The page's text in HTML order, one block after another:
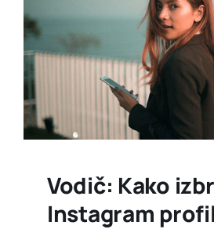
Vodič: Kako
Instagram profil